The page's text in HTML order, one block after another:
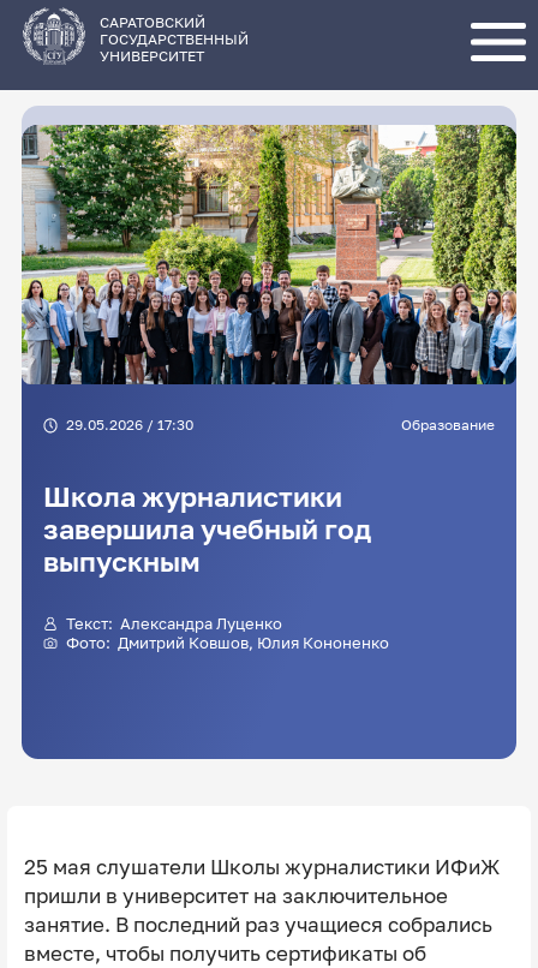
основному
содержанию
САРАТОВСКИЙ
ГОСУДАРСТВЕННЫЙ
УНИВЕРСИТЕТ
29.05.2026 / 17:30 Образование
Школа журналистики
завершила учебный год
выпускным
Текст: Александра Луценко
Фото: Дмитрий Ковшов, Юлия Кононенко
25 мая слушатели Школы журналистики ИФиЖ
пришли в университет на заключительное
занятие. В последний раз учащиеся собрались
вместе, чтобы получить сертификаты об